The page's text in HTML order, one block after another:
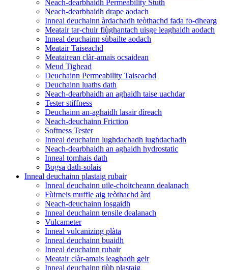
Neach-dearbhaidh Permeability Stuth
Neach-dearbhaidh drape aodach
Inneal deuchainn àrdachadh teòthachd fada fo-dhearg
Meatair tar-chuir fiùghantach uisge leaghaidh aodach
Inneal deuchainn sùbailte aodach
Meatair Taiseachd
Meatairean clàr-amais ocsaidean
Meud Tighead
Deuchainn Permeability Taiseachd
Deuchainn luaths dath
Neach-dearbhaidh an aghaidh taise uachdar
Tester stiffness
Deuchainn an-aghaidh lasair dìreach
Neach-deuchainn Friction
Softness Tester
Inneal deuchainn lughdachadh lughdachadh
Neach-dearbhaidh an aghaidh hydrostatic
Inneal tomhais dath
Bogsa dath-solais
Inneal deuchainn plastaig rubair
Inneal deuchainn uile-choitcheann dealanach
Fùirneis muffle aig teòthachd àrd
Neach-deuchainn losgaidh
Inneal deuchainn tensile dealanach
Vulcameter
Inneal vulcanizing plàta
Inneal deuchainn buaidh
Inneal deuchainn rubair
Meatair clàr-amais leaghadh geir
Inneal deuchainn tiùb plastaig